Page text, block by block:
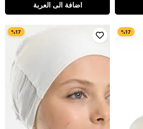
اضافة الى العربة